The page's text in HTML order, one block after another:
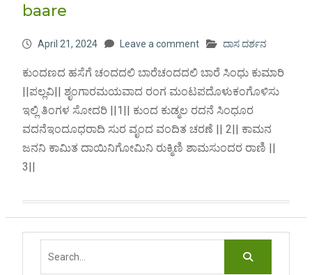
baare
April 21, 2024 Leave a comment ದಾಸ ದರ್ಶನ
ಕುಂದಣದ ಹಸೆಗೆ ಚಂದದಲಿ ಬಾರೆಚಂದದಲಿ ಬಾರೆ ಸಿಂಧು ಕುಮಾರಿ
||ಪಲ್ಲವಿ|| ಶೃಂಗಾರಮಯವಾದ ರಂಗ ಮಂಟಪದೊಳುಕಂಗೊಳಿಸು
ಇಲ್ಲಿ ತಿಂಗಳ ಸೋದರಿ ||1|| ಕುಂದ ಕುಡ್ಮಲ ರದನೆ ಸಿಂಧೂರ
ವದನೆಇಂದೂಧರಾದಿ ಸುರ ವೃಂದ ವಂದಿತ ಚರಣೆ || 2|| ಕಾಮನ
ಜನನಿ ಕಾಮಿತ ದಾಯಿನಿಗೋಮಿನಿ ರುಕ್ಮಿಣಿ ಶಾಮಸುಂದರ ರಾಣಿ ||
3||